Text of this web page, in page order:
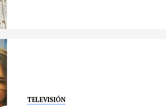
TELEVISIÓN